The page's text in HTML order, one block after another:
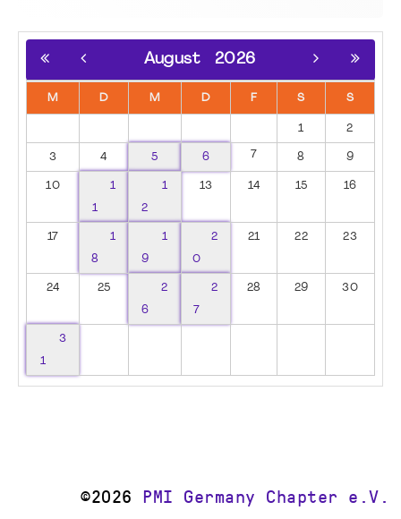
August 2026
M D M D F S S
1 2
3 4 5 6 7 8 9
10
1
1
1
2
13 14 15 16
17
1
8
1
9
2
0
21 22 23
24 25
2
6
2
7
28 29 30
3
1
©2026 PMI Germany Chapter e.V.